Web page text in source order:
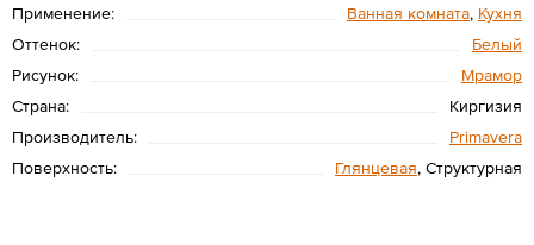
Применение:
Ванная комната, Кухня
Оттенок:
Белый
Рисунок:
Мрамор
Страна:
Киргизия
Производитель:
Primavera
Поверхность:
Глянцевая, Структурная